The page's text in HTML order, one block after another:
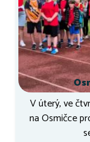
V úterý, ve
na Osmičce